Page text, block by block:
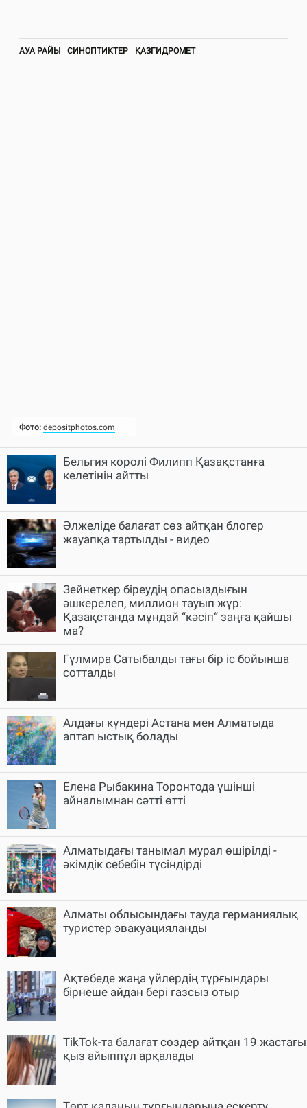
Бельгия королі Филипп Қазақстанға
келетінін айтты
Әлжеліде балағат сөз айтқан блогер
жауапқа тартылды - видео
Зейнеткер біреудің опасыздығын
әшкерелеп, миллион тауып жүр:
Қазақстанда мұндай “кәсіп“ заңға қайшы
ма?
Гүлмира Сатыбалды тағы бір іс бойынша
сотталды
Алдағы күндері Астана мен Алматыда
аптап ыстық болады
Елена Рыбакина Торонтода үшінші
айналымнан сәтті өтті
Алматыдағы танымал мурал өшірілді -
әкімдік себебін түсіндірді
Алматы облысындағы тауда германиялық
туристер эвакуацияланды
Ақтөбеде жаңа үйлердің тұрғындары
бірнеше айдан бері газсыз отыр
TikTok-та балағат сөздер айтқан 19 жастағы
қыз айыппұл арқалады